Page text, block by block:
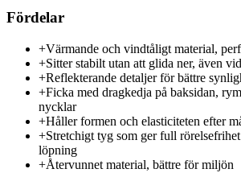
Fördelar
+Värmande och vindtåligt material,
+Sitter stabilt utan att glida ner, även
+Reflekterande detaljer för bättre
+Ficka med dragkedja på baksidan,
nycklar
+Håller formen och elasticiteten efter
+Stretchigt tyg som ger full
löpning
+Återvunnet material, bättre för miljön